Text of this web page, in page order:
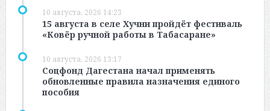
10 августа, 2026 14:23
15 августа в селе Хучни пройдёт фестиваль
«Ковёр ручной работы в Табасаране»
10 августа, 2026 13:17
Соцфонд Дагестана начал применять
обновленные правила назначения единого
пособия